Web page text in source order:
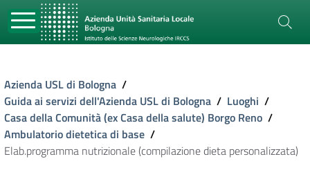
Azienda USL di Bologna /
Guida ai servizi dell'Azienda USL di Bologna / Luoghi /
Casa della Comunità (ex Casa della salute) Borgo Reno /
Ambulatorio dietetica di base /
Elab.programma nutrizionale (compilazione dieta personalizzata)